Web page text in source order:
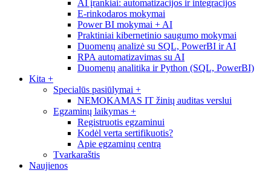
AI įrankiai: automatizacijos ir integracijos
E-rinkodaros mokymai
Power BI mokymai + AI
Praktiniai kibernetinio saugumo mokymai
Duomenų analizė su SQL, PowerBI ir AI
RPA automatizavimas su AI
Duomenų analitika ir Python (SQL, PowerBI)
Kita +
Specialūs pasiūlymai +
NEMOKAMAS IT žinių auditas verslui
Egzaminų laikymas +
Registruotis egzaminui
Kodėl verta sertifikuotis?
Apie egzaminų centrą
Tvarkaraštis
Naujienos